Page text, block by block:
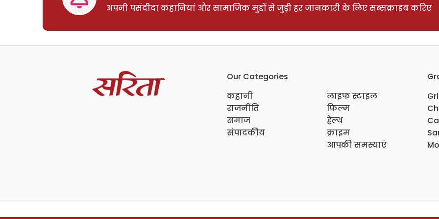
अपनी पसंदीदा कहानियां और सामाजिक मुद्दों से जुड़ी हर जानकारी के लिए सब्सक्राइब करिए
Our Categories
कहानी
राजनीति
समाज
संपादकीय
लाइफ स्टाइल
फिल्म
हेल्थ
क्राइम
आपकी समस्याएं